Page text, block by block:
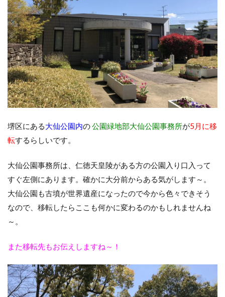
堺区にある大仙公園内の公園緑地部大仙公園事務所が5月に移
転するらしいです。
大仙公園事務所は、仁徳天皇陵がある方の公園入り口入って
すぐ左側にあります。確かに大分前からある気がします～。
大仙公園も古墳が世界遺産になったので今から色々できそう
なので、移転したらここも何かに変わるのかもしれませんね
～。
また移転先もお伝えしますね～！